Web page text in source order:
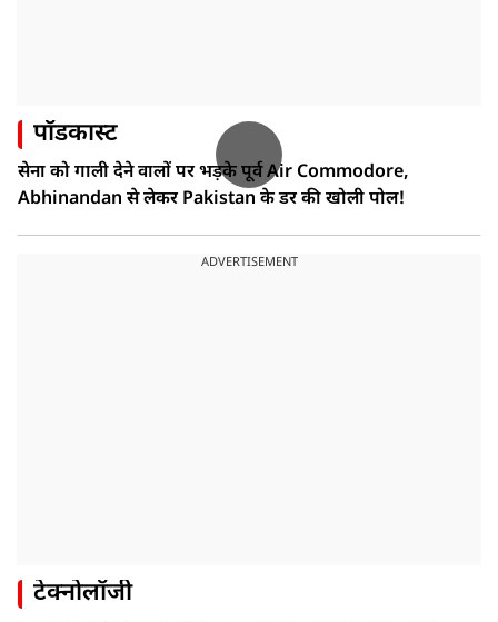
पॉडकास्ट
सेना को गाली देने वालों पर भड़के पूर्व Air Commodore,
Abhinandan से लेकर Pakistan के डर की खोली पोल!
ADVERTISEMENT
टेक्नोलॉजी